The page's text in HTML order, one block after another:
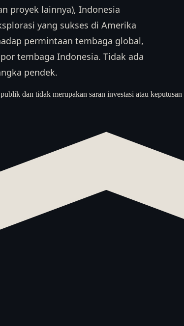
proyek lainnya), Indonesia
yang sukses di Amerika
permintaan tembaga global,
tembaga Indonesia. Tidak ada
pendek.
dan tidak merupakan saran investasi atau